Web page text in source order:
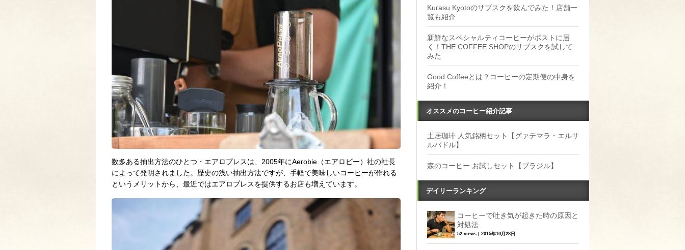
数多ある抽出方法のひとつ・エアロプレスは、2005年にAerobie（エアロビー）社の社長
によって発明されました。歴史の浅い抽出方法ですが、手軽で美味しいコーヒーが作れる
というメリットから、最近ではエアロプレスを提供するお店も増えています。
Kurasu Kyotoのサブスクを飲んでみた！店舗一
覧も紹介
新鮮なスペシャルティコーヒーがポストに届
く！THE COFFEE SHOPのサブスクを試して
みた
Good Coffeeとは？コーヒーの定期便の中身を
紹介！
オススメのコーヒー紹介記事
土居珈琲 人気銘柄セット【グァテマラ・エルサ
ルバドル】
森のコーヒー お試しセット【ブラジル】
デイリーランキング
コーヒーで吐き気が起きた時の原因と
対処法
52 views 2015年10月28日